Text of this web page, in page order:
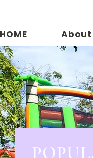
HOME About